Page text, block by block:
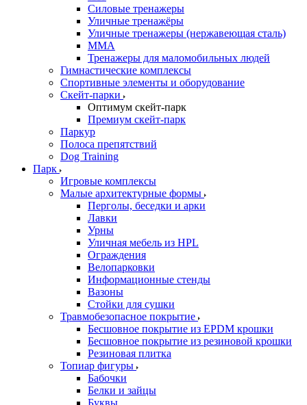
Силовые тренажеры
Уличные тренажёры
Уличные тренажеры (нержавеющая сталь)
ММА
Тренажеры для маломобильных людей
Гимнастические комплексы
Спортивные элементы и оборудование
Скейт-парки
Оптимум скейт-парк
Премиум скейт-парк
Паркур
Полоса препятствий
Dog Training
Парк
Игровые комплексы
Малые архитектурные формы
Перголы, беседки и арки
Лавки
Урны
Уличная мебель из HPL
Ограждения
Велопарковки
Информационные стенды
Вазоны
Стойки для сушки
Травмобезопасное покрытие
Бесшовное покрытие из EPDM крошки
Бесшовное покрытие из резиновой крошки
Резиновая плитка
Топиар фигуры
Бабочки
Белки и зайцы
Буквы